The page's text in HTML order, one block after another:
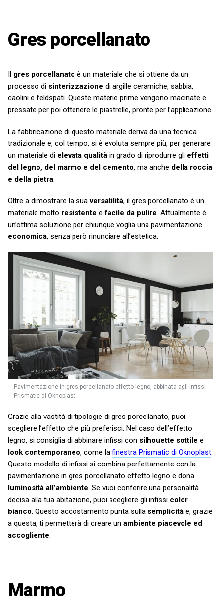
Gres porcellanato
Il gres porcellanato è un materiale che si ottiene da un
processo di sinterizzazione di argille ceramiche, sabbia,
caolini e feldspati. Queste materie prime vengono macinate e
pressate per poi ottenere le piastrelle, pronte per l’applicazione.
La fabbricazione di questo materiale deriva da una tecnica
tradizionale e, col tempo, si è evoluta sempre più, per generare
un materiale di elevata qualità in grado di riprodurre gli effetti
del legno, del marmo e del cemento, ma anche della roccia
e della pietra
Oltre a dimostrare la suaversatilità, il gres porcellanato è un
materiale molto resistente efacile da pulire . Attualmente è
un’ottima soluzione per chiunque voglia una pavimentazione
economica, senza però rinunciare all’estetica.
Pavimentazione in gres porcellanato effetto legno, abbinata agli infissi
Prismatic di Oknoplast
Grazie alla vastità di tipologie di gres porcellanato, puoi
scegliere l’effetto che più preferisci. Nel caso dell’effetto
legno, si consiglia di abbinare infissi con silhouette sottile e
look contemporaneo, come la finestra Prismatic di Oknoplast.
Questo modello di infissi si combina perfettamente con la
pavimentazione in gres porcellanato effetto legno e dona
luminosità all’ambiente. Se vuoi conferire una personalità
decisa alla tua abitazione, puoi scegliere gli infissi color
bianco. Questo accostamento punta sulla semplicità e, grazie
a questa, ti permetterà di creare un ambiente piacevole ed
accogliente.
Marmo